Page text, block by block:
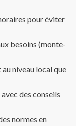
pour éviter
besoins (monte-
niveau local que
des conseils
normes en